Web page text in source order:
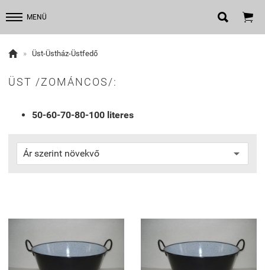
MENÜ  
 » Üst-Üstház-Üstfedő
ÜST /ZOMÁNCOS/:
50-60-70-80-100 literes